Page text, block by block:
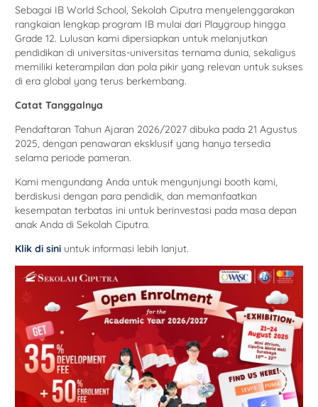
Sebagai IB World School, Sekolah Ciputra menyelenggarakan
rangkaian lengkap program IB mulai dari Playgroup hingga
Grade 12. Lulusan kami dipersiapkan untuk melanjutkan
pendidikan di universitas-universitas ternama dunia, sekaligus
memiliki keterampilan dan pola pikir yang relevan untuk sukses
di era global yang terus berkembang.
Catat Tanggalnya
Pendaftaran Tahun Ajaran 2026/2027 dibuka pada 21 Agustus
2025, dengan penawaran eksklusif yang hanya tersedia
selama periode pameran.
Kami mengundang Anda untuk mengunjungi booth kami,
berdiskusi dengan para pendidik, dan memanfaatkan
kesempatan terbatas ini untuk berinvestasi pada masa depan
anak Anda di Sekolah Ciputra.
Klik di sini untuk informasi lebih lanjut.